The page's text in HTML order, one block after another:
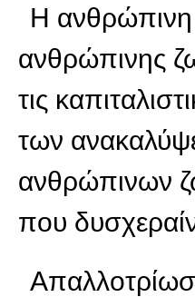
Η ανθρώπινη
ανθρώπινης
τις
των
ανθρώπινων
που